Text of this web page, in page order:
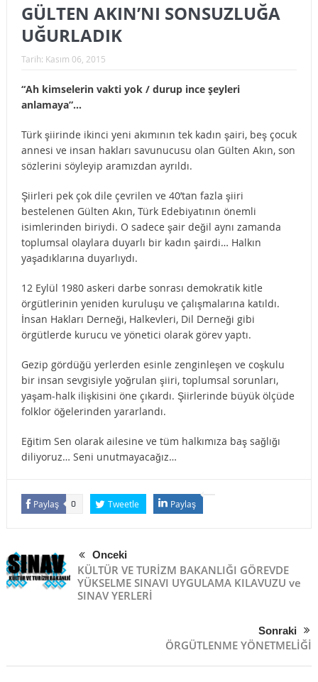
GÜLTEN AKIN’NI SONSUZLUĞA
UĞURLADIK
Tarih: Kasım 06, 2015
“Ah kimselerin vakti yok / durup ince şeyleri
anlamaya”…
Türk şiirinde ikinci yeni akımının tek kadın şairi, beş çocuk
annesi ve insan hakları savunucusu olan Gülten Akın, son
sözlerini söyleyip aramızdan ayrıldı.
Şiirleri pek çok dile çevrilen ve 40’tan fazla şiiri
bestelenen Gülten Akın, Türk Edebiyatının önemli
isimlerinden biriydi. O sadece şair değil aynı zamanda
toplumsal olaylara duyarlı bir kadın şairdi… Halkın
yaşadıklarına duyarlıydı.
12 Eylül 1980 askeri darbe sonrası demokratik kitle
örgütlerinin yeniden kuruluşu ve çalışmalarına katıldı.
İnsan Hakları Derneği, Halkevleri, Dil Derneği gibi
örgütlerde kurucu ve yönetici olarak görev yaptı.
Gezip gördüğü yerlerden esinle zenginleşen ve coşkulu
bir insan sevgisiyle yoğrulan şiiri, toplumsal sorunları,
yaşam-halk ilişkisini öne çıkardı. Şiirlerinde büyük ölçüde
folklor öğelerinden yararlandı.
Eğitim Sen olarak ailesine ve tüm halkımıza baş sağlığı
diliyoruz… Seni unutmayacağız…
Paylaş 0 Tweetle Paylaş
Önceki
KÜLTÜR VE TURİZM BAKANLIĞI GÖREVDE
YÜKSELME SINAVI UYGULAMA KILAVUZU ve
SINAV YERLERİ
Sonraki
ÖRGÜTLENME YÖNETMELİĞİ